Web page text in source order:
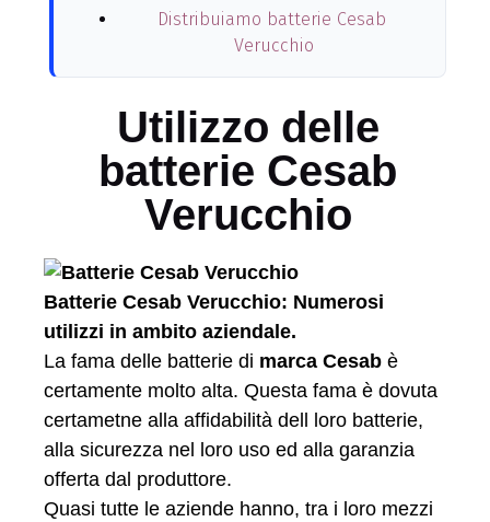
Distribuiamo batterie Cesab
Verucchio
Utilizzo delle
batterie Cesab
Verucchio
Batterie Cesab Verucchio: Numerosi
utilizzi in ambito aziendale.
La fama delle batterie di marca Cesab è
certamente molto alta. Questa fama è dovuta
certametne alla affidabilità dell loro batterie,
alla sicurezza nel loro uso ed alla garanzia
offerta dal produttore.
Quasi tutte le aziende hanno, tra i loro mezzi